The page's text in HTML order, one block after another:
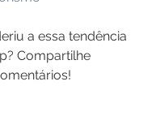
a essa tendência
Compartilhe